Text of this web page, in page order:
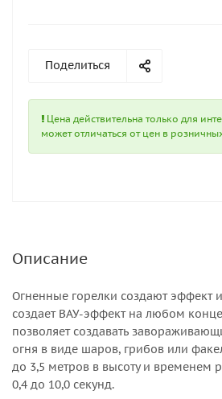
Поделиться
Цена действительна только для
может отличаться от цен в
Описание
Огненные горелки создают эффект
создает ВАУ-эффект на любом
позволяет создавать
огня в виде шаров, грибов или
до 3,5 метров в высоту и временем
0,4 до 10,0 секунд.